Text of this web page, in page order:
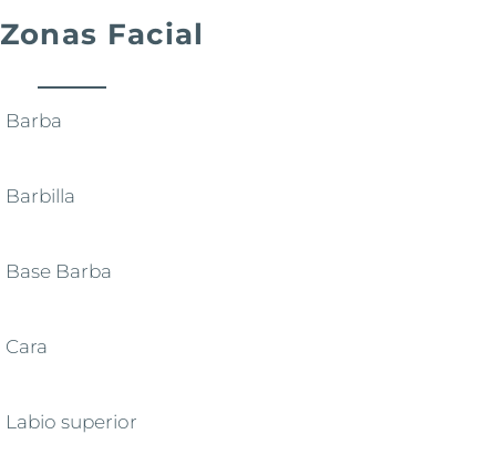
Zonas Facial
Barba
Barbilla
Base Barba
Cara
Labio superior